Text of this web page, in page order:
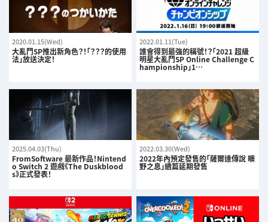
2020.01.15(Wed)
大亂鬥SP推出新角色？！「？？？的使用
法」放送決定！
2022.01.11(Tue)
誰會得到最強的稱號！？「2021 超級
明星大亂鬥SP Online Challenge C
hampionship」1…
2025.04.03(Thu)
FromSoftware 最新作品！Nintend
o Switch 2 遊戲《The Duskblood
s》正式發表！
2022.03.30(Wed)
2022年內預定發售的「薩爾達傳說 曠
野之息」續篇延期發售